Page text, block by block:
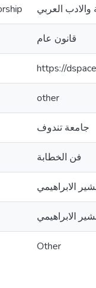
والادب العربي
قانون عام
https://
other
جامعة تندوف
فن الخطابة
الابراهيمي
الابراهيمي
Other